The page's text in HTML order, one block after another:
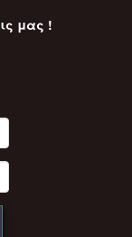
μας !